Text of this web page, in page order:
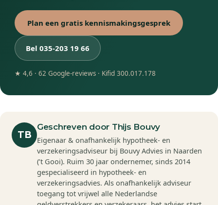
Plan een gratis kennismakingsgesprek
Bel 035-203 19 66
★ 4,6 · 62 Google-reviews · Kifid 300.017.178
TB
Geschreven door Thijs Bouvy
Eigenaar & onafhankelijk hypotheek- en
verzekeringsadviseur bij Bouvy Advies in Naarden
(’t Gooi). Ruim 30 jaar ondernemer, sinds 2014
gespecialiseerd in hypotheek- en
verzekeringsadvies. Als onafhankelijk adviseur
toegang tot vrijwel alle Nederlandse